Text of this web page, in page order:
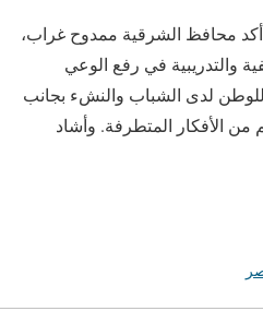
/أ ش أ/ أكد محافظ الشرقية ممدوح غراب،
والتدريبية في رفع الوعي
للوطن لدى الشباب والنشء بجانب
من الأفكار المتطرفة. وأشاد